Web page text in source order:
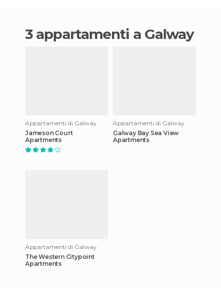
3 appartamenti a Galway
Appartamenti di Galway
Jameson Court
Apartments
Appartamenti di Galway
Galway Bay Sea View
Apartments
Appartamenti di Galway
The Western Citypoint
Apartments